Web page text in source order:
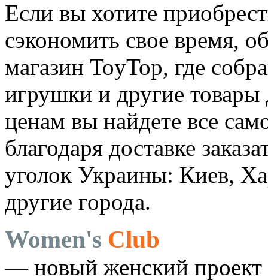
Если вы хотите
сэкономить свое время,
магазин ToyTop, где
игрушки и другие
ценам вы найдете все
благодаря доставке
уголок Украины: Киев,
другие города.
Women's Club
— новый женский проект